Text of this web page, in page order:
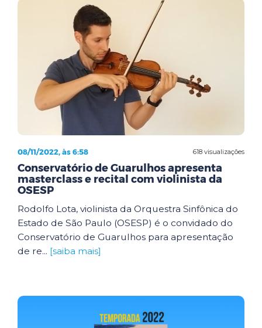
618 visualizações
08/11/2022, às 6:58
Conservatório de Guarulhos apresenta
masterclass e recital com violinista da
OSESP
Rodolfo Lota, violinista da Orquestra Sinfônica do
Estado de São Paulo (OSESP) é o convidado do
Conservatório de Guarulhos para apresentação
de re... [saiba mais]